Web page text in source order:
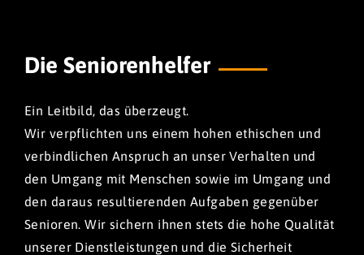
Die Seniorenhelfer
Ein Leitbild, das überzeugt.
Wir verpflichten uns einem hohen ethischen und
verbindlichen Anspruch an unser Verhalten und
den Umgang mit Menschen sowie im Umgang und
den daraus resultierenden Aufgaben gegenüber
Senioren. Wir sichern ihnen stets die hohe Qualität
unserer Dienstleistungen und die Sicherheit